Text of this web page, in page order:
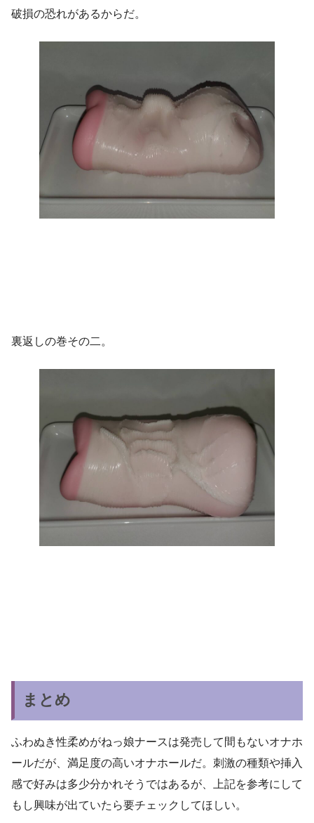
破損の恐れがあるからだ。
裏返しの巻その二。
まとめ
ふわぬき性柔めがねっ娘ナースは発売して間もないオナホ
ールだが、満足度の高いオナホールだ。刺激の種類や挿入
感で好みは多少分かれそうではあるが、上記を参考にして
もし興味が出ていたら要チェックしてほしい。